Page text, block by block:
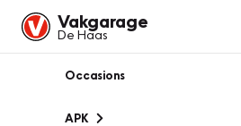
Vakgarage
De Haas
Occasions
APK